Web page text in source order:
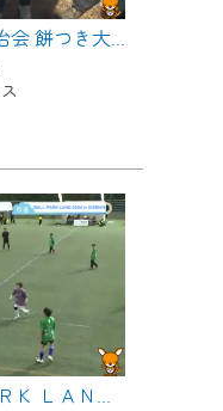
【日進】日生東山園自治会 餅つき大会
【日進】ＢＡＬＬ ＰＡＲＫ ＬＡＮＤ ２０２４ ｉｎ ＮＩＳＳＨＩＮ